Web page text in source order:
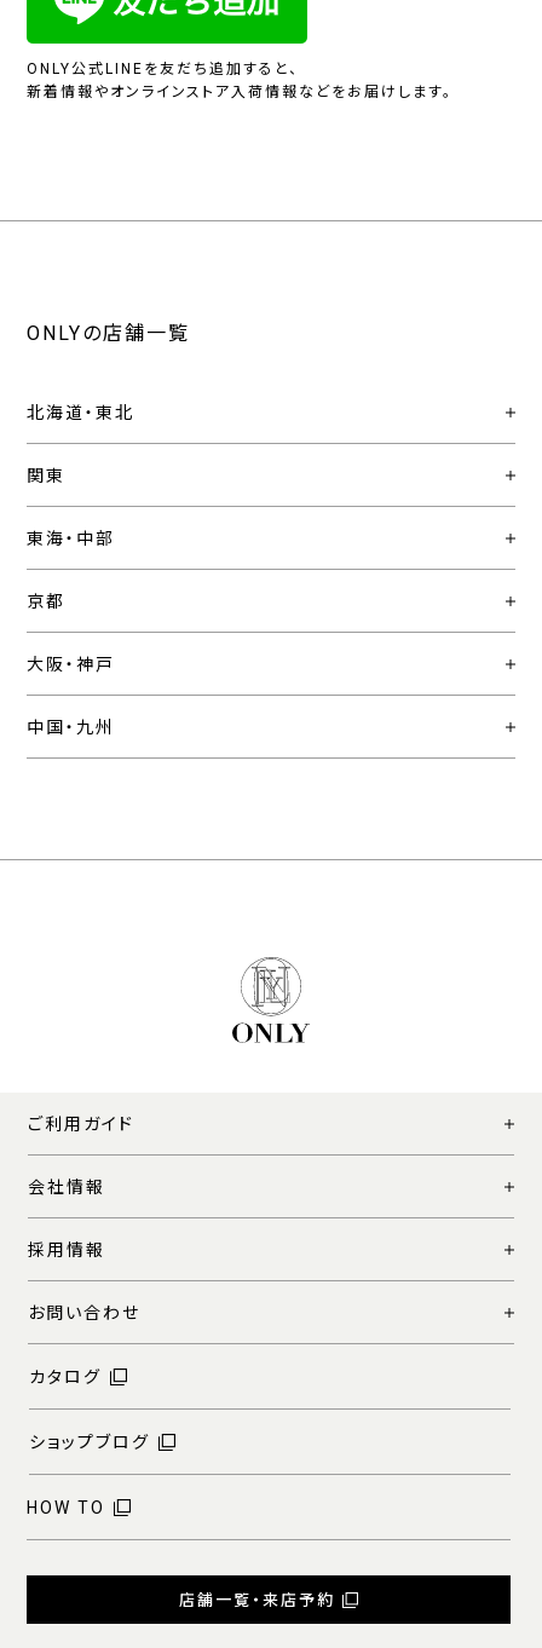
ONLY公式LINEを友だち追加すると、
新着情報やオンラインストア入荷情報などをお届けします。
ONLYの店舗一覧
北海道・東北
関東
東海・中部
京都
大阪・神戸
中国・九州
ご利用ガイド
会社情報
採用情報
お問い合わせ
カタログ
ショップブログ
HOW TO
店舗一覧・来店予約